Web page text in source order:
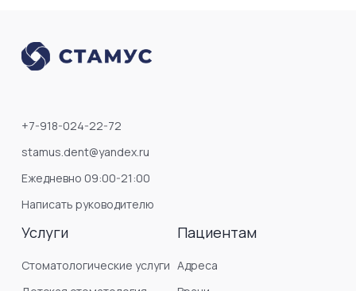
+7-918-024-22-72
stamus.dent@yandex.ru
Ежедневно 09:00-21:00
Написать руководителю
Услуги
Стоматологические услуги
Пациентам
Адреса